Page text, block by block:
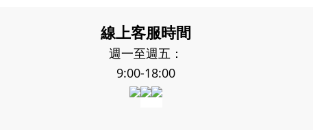
線上客服時間
週一至週五：
9:00-18:00